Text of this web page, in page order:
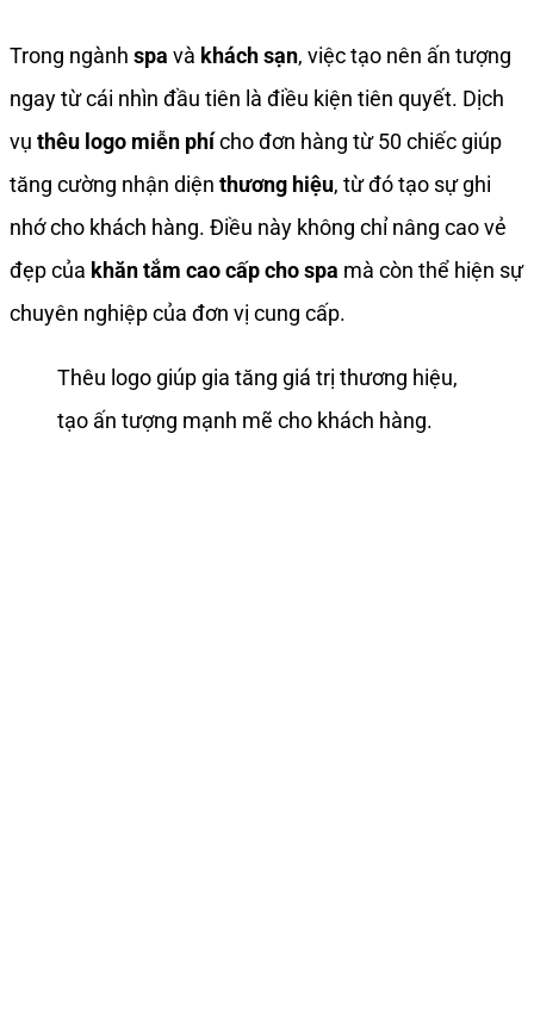
Trong ngành spa và khách sạn, việc tạo nên ấn tượng
ngay từ cái nhìn đầu tiên là điều kiện tiên quyết. Dịch
vụ thêu logo miễn phícho đơn hàng từ 50 chiếc giúp
tăng cường nhận diện thương hiệu, từ đó tạo sự ghi
nhớ cho khách hàng. Điều này không chỉ nâng cao vẻ
đẹp của khăn tắm cao cấp cho spa mà còn thể hiện sự
chuyên nghiệp của đơn vị cung cấp.
Thêu logo giúp gia tăng giá trị thương hiệu,
tạo ấn tượng mạnh mẽ cho khách hàng.